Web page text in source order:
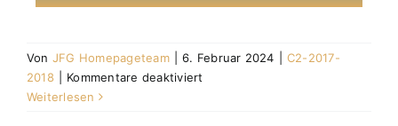
Von JFG Homepageteam 6. Februar 2024
C2-2017-
2018
Kommentare deaktiviert
Weiterlesen